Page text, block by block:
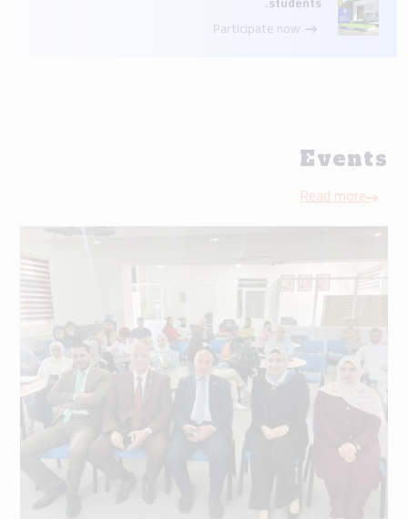
Participate now
Events
Read more